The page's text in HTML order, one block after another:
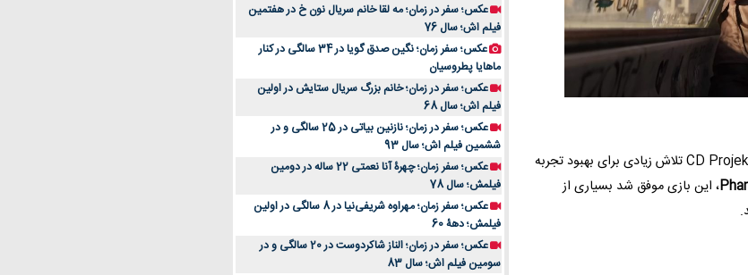
در سال‌های گذشته، استودیو CD Projekt Red تلاش زیادی برای بهبود تجربه
، این بازی موفق شد بسیاری از
عکس؛ سفر در زمان؛ مه لقا خانم سریال نون خ در هفتمین
فیلم اش؛ سال 76
عکس؛ سفر زمان؛ نگین صدق گویا در 34 سالگی در کنار
ماهایا پطروسیان
عکس؛ سفر در زمان؛ خانم بزرگ سریال ستایش در اولین
فیلم اش؛ سال 68
عکس؛ سفر در زمان؛ نازنین بیاتی در 25 سالگی و در
ششمین فیلم اش؛ سال 93
عکس؛ سفر زمان؛ چهرۀ آنا نعمتی 22 ساله در دومین
فیلمش؛ سال 78
عکس؛ سفر زمان؛ مهراوه شریفی‌نیا در 8 سالگی در اولین
فیلمش؛ دهۀ 60
عکس؛ سفر در زمان؛ الناز شاکردوست در 20 سالگی و در
سومین فیلم اش؛ سال 83